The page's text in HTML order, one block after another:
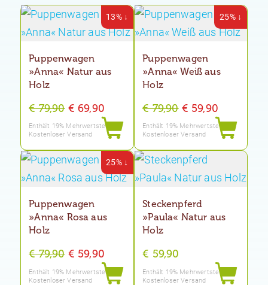
13% ↓
Puppenwagen
»Anna« Natur aus
Holz
€79,90 Ursprünglicher
Preis
€ 79,90
€ 69,90Aktueller
Preis
ist:
€ 69,90.
Enthält 19% Mehrwertsteuer
Kostenloser Versand
25% ↓
Puppenwagen
»Anna« Weiß aus
Holz
€79,90 Ursprünglicher
Preis
€ 79,90
€ 59,90Aktueller
Preis
ist:
Enthält 19% Mehrwertsteuer
Kostenloser Versand
25% ↓
Puppenwagen
»Anna« Rosa aus
Holz
€79,90 Ursprünglicher
Preis
€ 59,90Aktueller
Preis
Enthält 19% Mehrwertsteuer
Kostenloser Versand
Steckenpferd
»Paula« Natur aus
Holz
€ 59,90
Enthält 19% Mehrwertsteuer
Kostenloser Versand